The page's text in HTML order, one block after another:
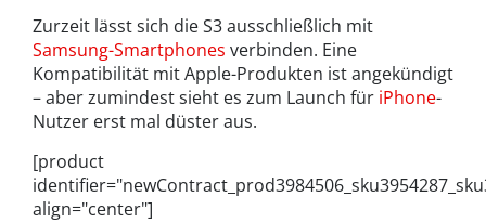
Zurzeit lässt sich die S3 ausschließlich mit
Samsung-Smartphones verbinden. Eine
Kompatibilität mit Apple-Produkten ist angekündigt
– aber zumindest sieht es zum Launch für iPhone-
Nutzer erst mal düster aus.
[product
align="center"]